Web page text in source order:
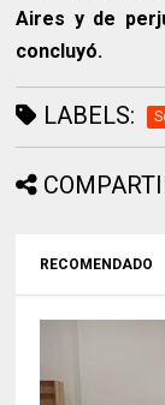
Aires y de
concluyó.
LABELS:
RECOMENDADO